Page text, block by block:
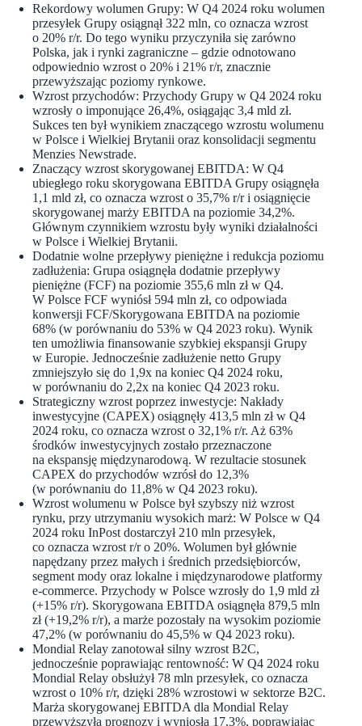
Rekordowy wolumen Grupy: W Q4 2024 roku wolumen
przesyłek Grupy osiągnął 322 mln, co oznacza wzrost
o 20% r/r. Do tego wyniku przyczyniła się zarówno
Polska, jak i rynki zagraniczne – gdzie odnotowano
odpowiednio wzrost o 20% i 21% r/r, znacznie
przewyższając poziomy rynkowe.
Wzrost przychodów: Przychody Grupy w Q4 2024 roku
wzrosły o imponujące 26,4%, osiągając 3,4 mld zł.
Sukces ten był wynikiem znaczącego wzrostu wolumenu
w Polsce i Wielkiej Brytanii oraz konsolidacji segmentu
Menzies Newstrade.
Znaczący wzrost skorygowanej EBITDA: W Q4
ubiegłego roku skorygowana EBITDA Grupy osiągnęła
1,1 mld zł, co oznacza wzrost o 35,7% r/r i osiągnięcie
skorygowanej marży EBITDA na poziomie 34,2%.
Głównym czynnikiem wzrostu były wyniki działalności
w Polsce i Wielkiej Brytanii.
Dodatnie wolne przepływy pieniężne i redukcja poziomu
zadłużenia: Grupa osiągnęła dodatnie przepływy
pieniężne (FCF) na poziomie 355,6 mln zł w Q4.
W Polsce FCF wyniósł 594 mln zł, co odpowiada
konwersji FCF/Skorygowana EBITDA na poziomie
68% (w porównaniu do 53% w Q4 2023 roku). Wynik
ten umożliwia finansowanie szybkiej ekspansji Grupy
w Europie. Jednocześnie zadłużenie netto Grupy
zmniejszyło się do 1,9x na koniec Q4 2024 roku,
w porównaniu do 2,2x na koniec Q4 2023 roku.
Strategiczny wzrost poprzez inwestycje: Nakłady
inwestycyjne (CAPEX) osiągnęły 413,5 mln zł w Q4
2024 roku, co oznacza wzrost o 32,1% r/r. Aż 63%
środków inwestycyjnych zostało przeznaczone
na ekspansję międzynarodową. W rezultacie stosunek
CAPEX do przychodów wzrósł do 12,3%
(w porównaniu do 11,8% w Q4 2023 roku).
Wzrost wolumenu w Polsce był szybszy niż wzrost
rynku, przy utrzymaniu wysokich marż: W Polsce w Q4
2024 roku InPost dostarczył 210 mln przesyłek,
co oznacza wzrost r/r o 20%. Wolumen był głównie
napędzany przez małych i średnich przedsiębiorców,
segment mody oraz lokalne i międzynarodowe platformy
e-commerce. Przychody w Polsce wzrosły do 1,9 mld zł
(+15% r/r). Skorygowana EBITDA osiągnęła 879,5 mln
zł (+19,2% r/r), a marże pozostały na wysokim poziomie
47,2% (w porównaniu do 45,5% w Q4 2023 roku).
Mondial Relay zanotował silny wzrost B2C,
jednocześnie poprawiając rentowność: W Q4 2024 roku
Mondial Relay obsłużył 78 mln przesyłek, co oznacza
wzrost o 10% r/r, dzięki 28% wzrostowi w sektorze B2C.
Marża skorygowanej EBITDA dla Mondial Relay
przewyższyła prognozy i wyniosła 17,3%, poprawiając